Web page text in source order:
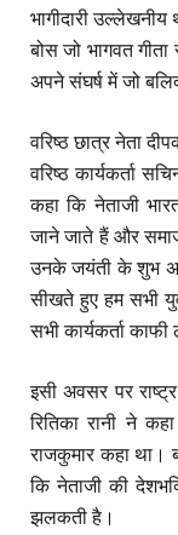
भागीदारी
बोस जो भागवत
अपने संघर्ष में जो
वरिष्ठ छात्र नेता
वरिष्ठ कार्यकर्ता
कहा कि नेताजी
जाने जाते हैं और
उनके जयंती के शुभ
सीखते हुए हम सभी
सभी कार्यकर्ता काफी
इसी अवसर पर
रितिका रानी ने
राजकुमार कहा था।
कि नेताजी की
झलकती है।